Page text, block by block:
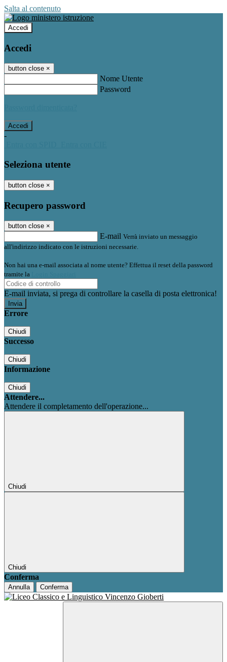
Salta al contenuto
Accedi
Accedi
button close ×
Nome Utente
Password
-
Seleziona utente
button close ×
Recupero password
button close ×
E-mail Verrà inviato un messaggio
all'indirizzo indicato con le istruzioni necessarie.
Non hai una e-mail associata al nome utente? Effettua il reset della password
tramite la
E-mail inviata, si prega di controllare la casella di posta elettronica!
Errore
Chiudi
Successo
Chiudi
Informazione
Chiudi
Attendere...
Attendere il completamento dell'operazione...
Chiudi
Chiudi
Conferma
Annulla Conferma